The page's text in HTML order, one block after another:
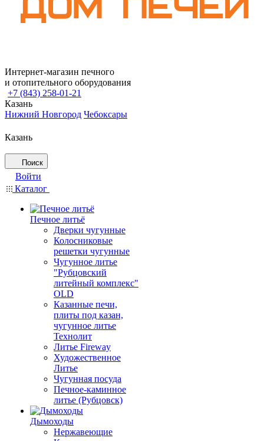
Интернет-магазин печного
и отопительного оборудования
+7 (843) 258-01-21
Казань
Нижний Новгород Чебоксары
Казань
Поиск
Войти
Каталог
Печное литьё
Дверки чугунные
Колосниковые
решетки чугунные
Чугунное литье
"Рубцовский
литейный комплекс"
OLD
Казанные печи,
плиты под казан,
чугунное литье
Технолит
Литье Fireway
Художественное
Литье
Чугунная посуда
Печное-каминное
литье (Рубцовск)
Дымоходы
Нержавеющие